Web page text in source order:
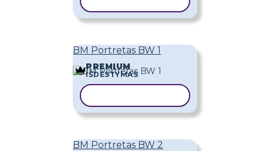
BM Portretas BW 1
PREMIUM
IŠDĖSTYMAS
BM Portretas BW 2